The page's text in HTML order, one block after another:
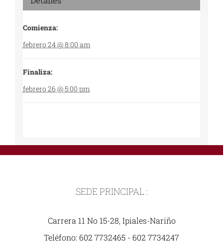
Comienza:
febrero 24 @ 8:00 am
Finaliza:
febrero 26 @ 5:00 pm
SEDE PRINCIPAL :
Carrera 11 No 15-28, Ipiales-Nariño
Teléfono: 602 7732465 - 602 7734247